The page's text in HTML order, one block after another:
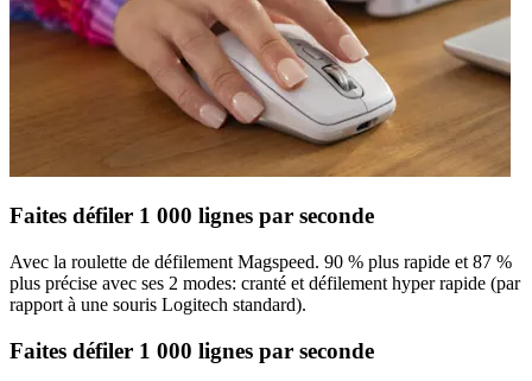
Faites défiler 1 000 lignes par seconde
Avec la roulette de défilement Magspeed. 90 % plus rapide et 87 %
plus précise avec ses 2 modes: cranté et défilement hyper rapide (par
rapport à une souris Logitech standard).
Faites défiler 1 000 lignes par seconde